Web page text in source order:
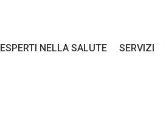
ESPERTI NELLA SALUTE SERVIZI